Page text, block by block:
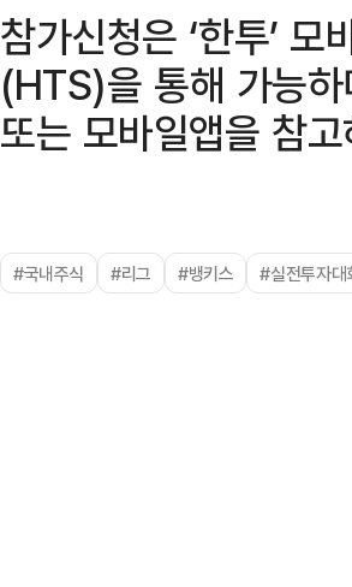
참가신청은 ‘한투’
(HTS)을 통해 가능
또는 모바일앱을 참
#국내주식 #리그 #뱅키스 #실전투자대